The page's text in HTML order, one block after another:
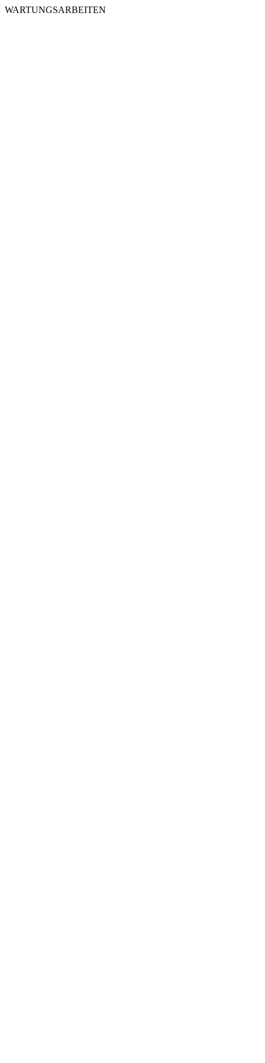
WARTUNGSARBEITEN